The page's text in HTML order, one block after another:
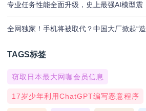
专业任务性能全面升级，史上最强AI模型震
全网独家！手机将被取代？中国大厂掀起“造
TAGS标签
窃取日本最大网咖会员信息
17岁少年利用ChatGPT编写恶意程序